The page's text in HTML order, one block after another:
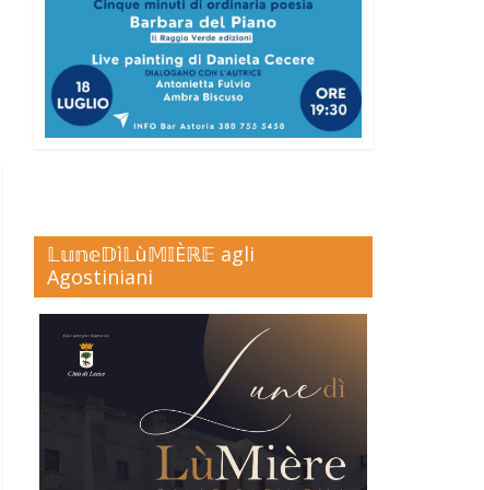
𝕃𝕦𝕟𝕖𝔻ì𝕃ù𝕄𝕀Èℝ𝔼 agli
Agostiniani